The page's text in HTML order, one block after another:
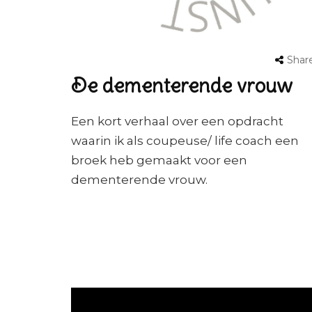
De dementerende vrouw
Een kort verhaal over een opdracht
waarin ik als coupeuse/ life coach een
broek heb gemaakt voor een
dementerende vrouw.